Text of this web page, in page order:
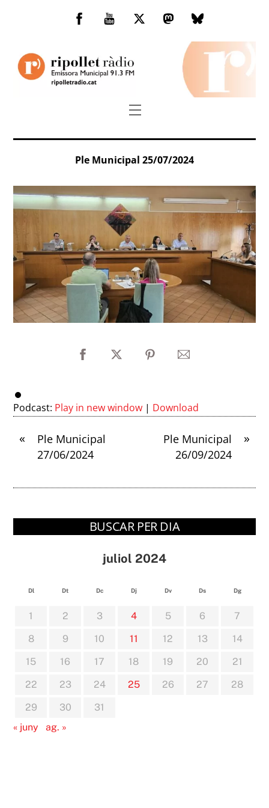
Facebook
You
TwitterMastodonBluesky
Menu
Ple Municipal 25/07/2024
Podcast: Play in new window | Download
«
Ple Municipal
27/06/2024
»
Ple Municipal
26/09/2024
BUSCAR PER DIA
juliol 2024
Dl Dt Dc Dj Dv Ds Dg
1 2 3 4 5 6
7
8
9 10 11 12 13
14
15
16 17 18 19 20
21
22
23 24 25 26 27
28
29
30
31
« juny
ag. »